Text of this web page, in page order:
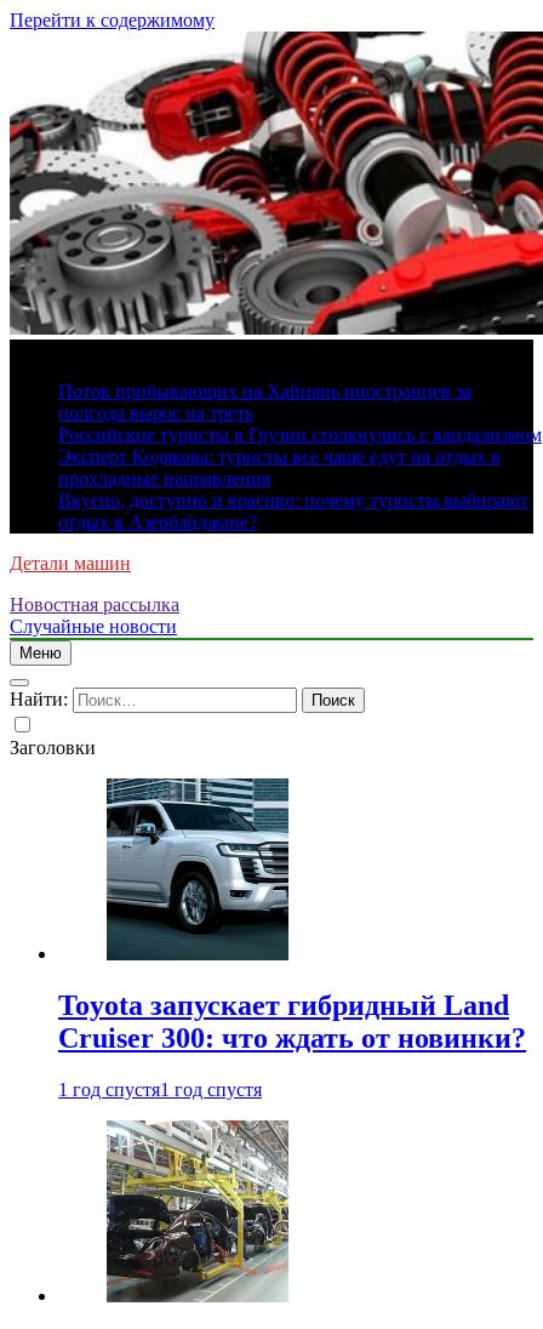
Перейти к содержимому
Поток прибывающих на Хайнань иностранцев за
полгода вырос на треть
Российские туристы в Грузии столкнулись с вандализмом
Эксперт Кодякова: туристы все чаще едут на отдых в
прохладные направления
Вкусно, доступно и красиво: почему туристы выбирают
отдых в Азербайджане?
Детали машин
Новостная рассылка
Случайные новости
Меню
Найти:
Заголовки
Toyota запускает гибридный Land
Cruiser 300: что ждать от новинки?
1 год спустя1 год спустя